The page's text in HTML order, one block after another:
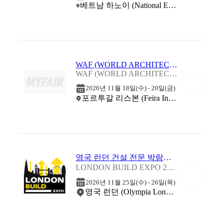
베트남 하노이 (National Exhibition Construction Center (NECC))
WAF (WORLD ARCHITECTURE FESTIVAL) 2026
WAF (WORLD ARCHITECTURE FESTIVAL) 2026
2026년 11월 18일(수) - 20일(금)
포르투갈 리스본 (Feira Internacional de Lisboa)
영국 런던 건설 전문 박람회 2026
LONDON BUILD EXPO 2026
2026년 11월 25일(수) - 26일(목)
영국 런던 (Olympia London)